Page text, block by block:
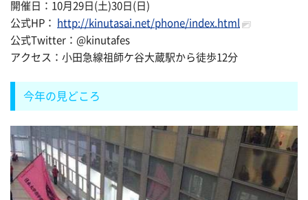
開催日：10月29日(土)30日(日)
公式HP：
http://kinutasai.net/phone/index.html
公式Twitter：@kinutafes
アクセス：小田急線祖師ケ谷大蔵駅から徒歩12分
今年の見どころ